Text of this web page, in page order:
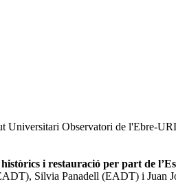
Universitari Observatori de l'Ebre-
i restauració per part de
Silvia Panadell (EADT) i Juan